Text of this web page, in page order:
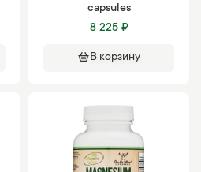
capsules
8 225 ₽
В корзину